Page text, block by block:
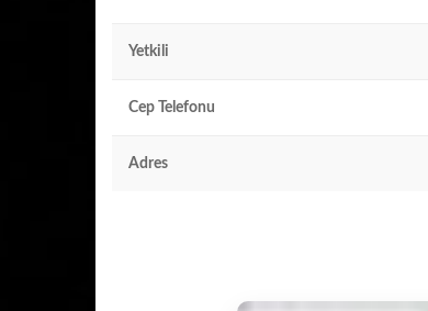
Yetkili
Cep Telefonu
Adres